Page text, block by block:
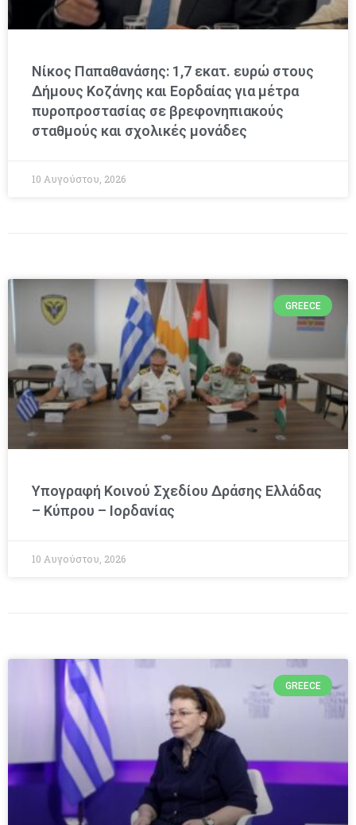
Νίκος Παπαθανάσης: 1,7 εκατ. ευρώ στους
Δήμους Κοζάνης και Εορδαίας για μέτρα
πυροπροστασίας σε βρεφονηπιακούς
σταθμούς και σχολικές μονάδες
10 Αυγούστου, 2026
GREECE
Υπογραφή Κοινού Σχεδίου Δράσης Ελλάδας
– Κύπρου – Ιορδανίας
10 Αυγούστου, 2026
GREECE